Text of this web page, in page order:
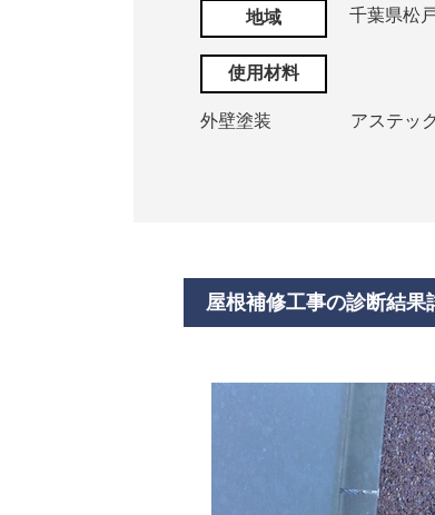
地域 千葉県松
使用材料
外壁塗装 アステッ
屋根補修工事の診断結果